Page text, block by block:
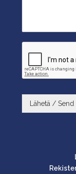
Lähetä / Send